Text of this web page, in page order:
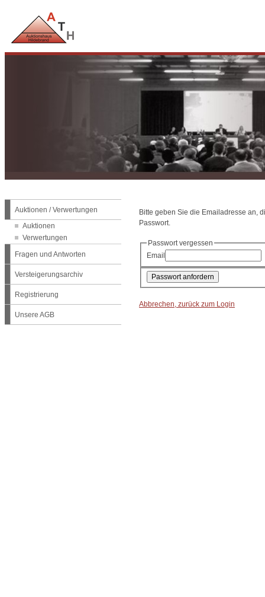
Bitte geben Sie die Emailadresse an,
Passwort.
Passwort vergessen
Email
Abbrechen, zurück zum Login
Auktionen / Verwertungen
Auktionen
Verwertungen
Fragen und Antworten
Versteigerungsarchiv
Registrierung
Unsere AGB